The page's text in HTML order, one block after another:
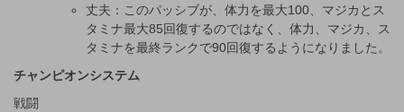
丈夫：このパッシブが、体力を最大100、マジカとス
タミナ最大85回復するのではなく、体力、マジカ、ス
タミナを最終ランクで90回復するようになりました。
チャンピオンシステム
戦闘